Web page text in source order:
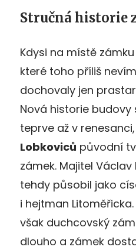
Stručná historie
Kdysi na místě
které toho příliš
dochovaly jen
Nová historie
teprve až v
Lobkoviců původní
zámek. Majitel Václav
tehdy působil jako
i hejtman
však duchcovský
dlouho a zámek